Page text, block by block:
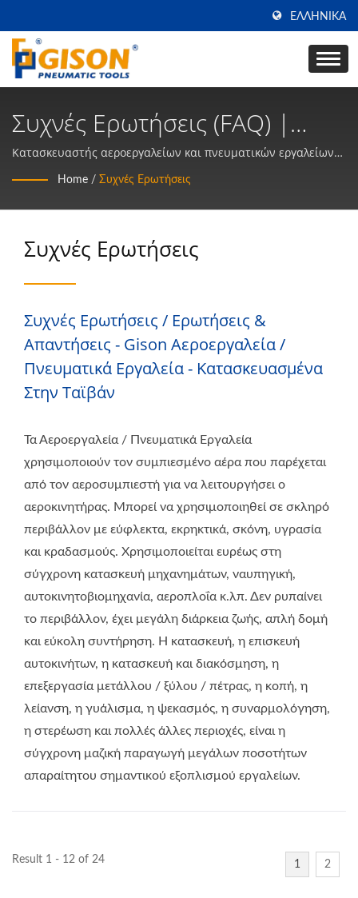
ΕΛΛΗΝΙΚΆ
Συχνές Ερωτήσεις (FAQ) |
GISON MACHINERY CO., LTD.
Κατασκευαστής αεροεργαλείων και πνευματικών εργαλείων
χειρός για 50 χρόνια στην ΤΑΙΒΑΝ | Gison
Home / Συχνές Ερωτήσεις
Συχνές Ερωτήσεις
Συχνές Ερωτήσεις / Ερωτήσεις &
Απαντήσεις - Gison Αεροεργαλεία /
Πνευματικά Εργαλεία - Κατασκευασμένα
Στην Ταϊβάν
Τα Αεροεργαλεία / Πνευματικά Εργαλεία
χρησιμοποιούν τον συμπιεσμένο αέρα που παρέχεται
από τον αεροσυμπιεστή για να λειτουργήσει ο
αεροκινητήρας. Μπορεί να χρησιμοποιηθεί σε σκληρό
περιβάλλον με εύφλεκτα, εκρηκτικά, σκόνη, υγρασία
και κραδασμούς. Χρησιμοποιείται ευρέως στη
σύγχρονη κατασκευή μηχανημάτων, ναυπηγική,
αυτοκινητοβιομηχανία, αεροπλοΐα κ.λπ. Δεν ρυπαίνει
το περιβάλλον, έχει μεγάλη διάρκεια ζωής, απλή δομή
και εύκολη συντήρηση. Η κατασκευή, η επισκευή
αυτοκινήτων, η κατασκευή και διακόσμηση, η
επεξεργασία μετάλλου / ξύλου / πέτρας, η κοπή, η
λείανση, η γυάλισμα, η ψεκασμός, η συναρμολόγηση,
η στερέωση και πολλές άλλες περιοχές, είναι η
σύγχρονη μαζική παραγωγή μεγάλων ποσοτήτων
απαραίτητου σημαντικού εξοπλισμού εργαλείων.
Result 1 - 12 of 24 1 2